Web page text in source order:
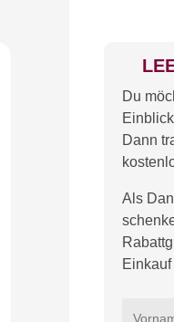
Du
Dann
Als